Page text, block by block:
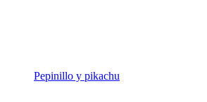
Pepinillo y pikachu